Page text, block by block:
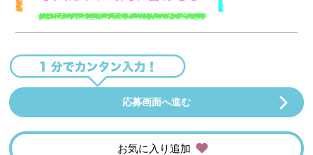
応募画面へ進む
お気に入り追加